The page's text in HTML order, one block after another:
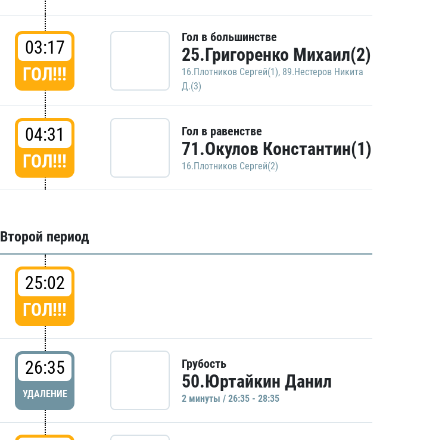
03:17
ГОЛ!!!
Гол в большинстве
25.Григоренко Михаил(2)
16.Плотников Сергей(1), 89.Нестеров Никита
Д.(3)
04:31
ГОЛ!!!
Гол в равенстве
71.Окулов Константин(1)
16.Плотников Сергей(2)
Второй период
25:02
ГОЛ!!!
26:35
УДАЛЕНИЕ
Грубость
50.Юртайкин Данил
2 минуты / 26:35 - 28:35